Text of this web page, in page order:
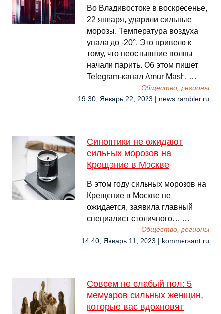
Во Владивостоке в воскресенье,
22 января, ударили сильные
морозы. Температура воздуха
упала до -20°. Это привело к
тому, что неостывшие волны
начали парить. Об этом пишет
Telegram-канал Amur Mash. …
Общество, регионы
19:30, Январь 22, 2023 | news.rambler.ru
Синоптики не ожидают
сильных морозов на
Крещение в Москве
В этом году сильных морозов на
Крещение в Москве не
ожидается, заявила главный
специалист столичного… …
Общество, регионы
14:40, Январь 11, 2023 | kommersant.ru
Совсем не слабый пол: 5
мемуаров сильных женщин,
которые вас вдохновят